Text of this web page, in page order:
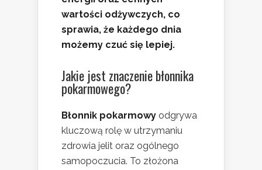
wartości odżywczych, co
sprawia, że każdego dnia
możemy czuć się lepiej.
Jakie jest znaczenie błonnika
pokarmowego?
Błonnik pokarmowy odgrywa
kluczową rolę w utrzymaniu
zdrowia jelit oraz ogólnego
samopoczucia. To złożona